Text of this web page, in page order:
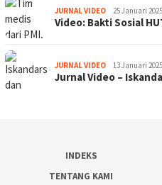
JURNAL VIDEO 25 Januari 2025
Video: Bakti Sosial
JURNAL VIDEO 13 Januari 2025
Jurnal Video –
INDEKS
TENTANG KAMI